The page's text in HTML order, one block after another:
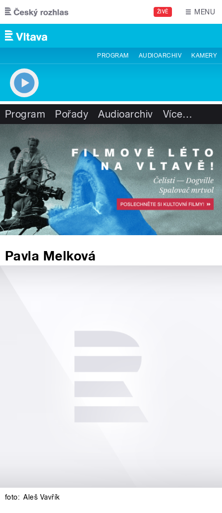
Přejít k hlavnímu obsahu
ŽIVĚ MENU
PROGRAM AUDIOARCHIV KAMERY
Program Pořady Audioarchiv Více…
Pavla Melková
foto: Aleš Vavřík